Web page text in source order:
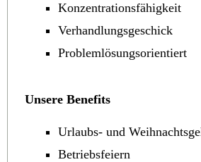
Konzentrationsfähigkeit
Verhandlungsgeschick
Problemlösungsorientiert
Unsere Benefits
Urlaubs- und
Betriebsfeiern